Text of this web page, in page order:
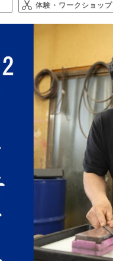
体験・ワークショップ